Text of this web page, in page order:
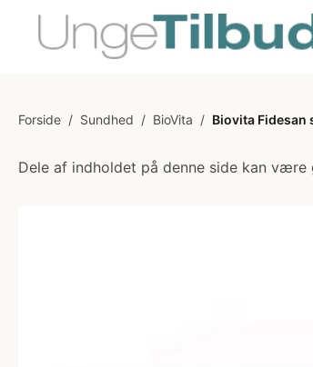
Forside / Sundhed / BioVita / Biovita Fidesan
Dele af indholdet på denne side kan